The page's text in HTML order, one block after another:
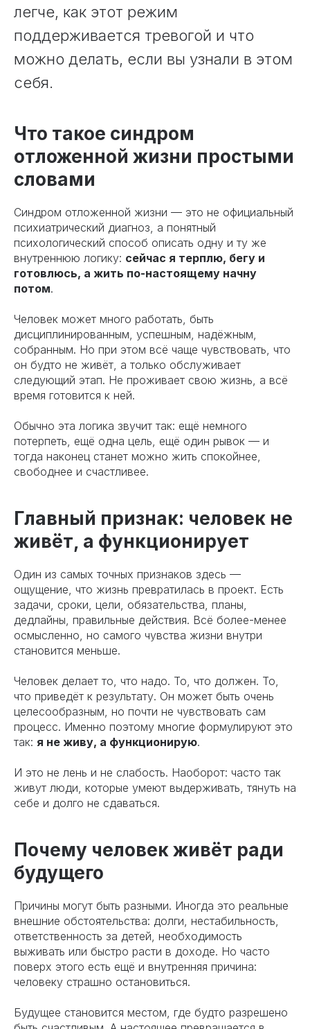
легче, как этот режим
поддерживается тревогой и что
можно делать, если вы узнали в этом
себя.
Что такое синдром
отложенной жизни простыми
словами
Синдром отложенной жизни — это не официальный
психиатрический диагноз, а понятный
психологический способ описать одну и ту же
внутреннюю логику: сейчас я терплю, бегу и
готовлюсь, а жить по-настоящему начну
потом.
Человек может много работать, быть
дисциплинированным, успешным, надёжным,
собранным. Но при этом всё чаще чувствовать, что
он будто не живёт, а только обслуживает
следующий этап. Не проживает свою жизнь, а всё
время готовится к ней.
Обычно эта логика звучит так: ещё немного
потерпеть, ещё одна цель, ещё один рывок — и
тогда наконец станет можно жить спокойнее,
свободнее и счастливее.
Главный признак: человек не
живёт, а функционирует
Один из самых точных признаков здесь —
ощущение, что жизнь превратилась в проект. Есть
задачи, сроки, цели, обязательства, планы,
дедлайны, правильные действия. Всё более-менее
осмысленно, но самого чувства жизни внутри
становится меньше.
Человек делает то, что надо. То, что должен. То,
что приведёт к результату. Он может быть очень
целесообразным, но почти не чувствовать сам
процесс. Именно поэтому многие формулируют это
так: я не живу, а функционирую.
И это не лень и не слабость. Наоборот: часто так
живут люди, которые умеют выдерживать, тянуть на
себе и долго не сдаваться.
Почему человек живёт ради
будущего
Причины могут быть разными. Иногда это реальные
внешние обстоятельства: долги, нестабильность,
ответственность за детей, необходимость
выживать или быстро расти в доходе. Но часто
поверх этого есть ещё и внутренняя причина:
человеку страшно остановиться.
Будущее становится местом, где будто разрешено